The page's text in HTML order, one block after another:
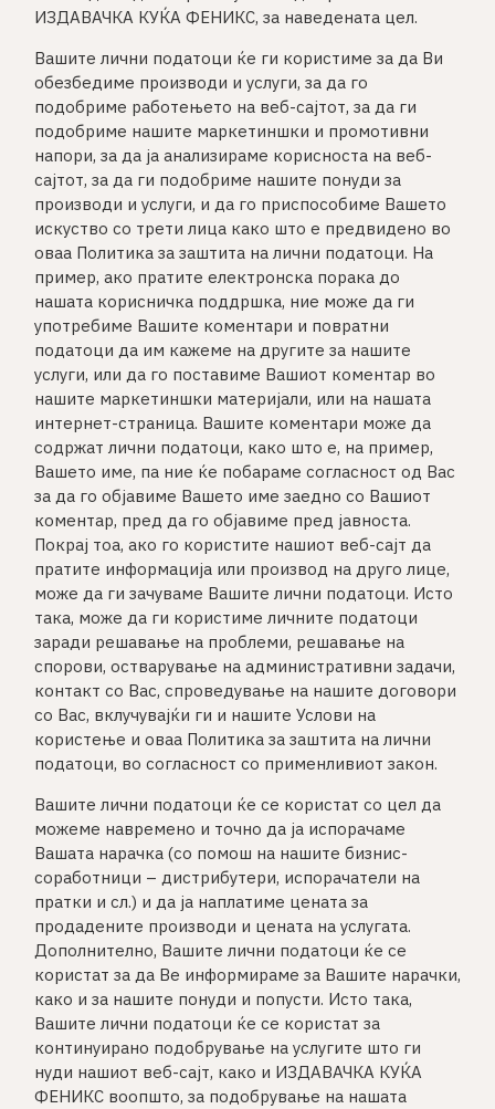
ИЗДАВАЧКА КУЌА ФЕНИКС, за наведената цел.
Вашите лични податоци ќе ги користиме за да Ви
обезбедиме производи и услуги, за да го
подобриме работењето на веб-сајтот, за да ги
подобриме нашите маркетиншки и промотивни
напори, за да ја анализираме корисноста на веб-
сајтот, за да ги подобриме нашите понуди за
производи и услуги, и да го приспособиме Вашето
искуство со трети лица како што е предвидено во
оваа Политика за заштита на лични податоци. На
пример, ако пратите електронска порака до
нашата корисничка поддршка, ние може да ги
употребиме Вашите коментари и повратни
податоци да им кажеме на другите за нашите
услуги, или да го поставиме Вашиот коментар во
нашите маркетиншки материјали, или на нашата
интернет-страница. Вашите коментари може да
содржат лични податоци, како што е, на пример,
Вашето име, па ние ќе побараме согласност од Вас
за да го објавиме Вашето име заедно со Вашиот
коментар, пред да го објавиме пред јавноста.
Покрај тоа, ако го користите нашиот веб-сајт да
пратите информација или производ на друго лице,
може да ги зачуваме Вашите лични податоци. Исто
така, може да ги користиме личните податоци
заради решавање на проблеми, решавање на
спорови, остварување на административни задачи,
контакт со Вас, спроведување на нашите договори
со Вас, вклучувајќи ги и нашите Услови на
користење и оваа Политика за заштита на лични
податоци, во согласност со применливиот закон.
Вашите лични податоци ќе се користат со цел да
можеме навремено и точно да ја испорачаме
Вашата нарачка (со помош на нашите бизнис-
соработници – дистрибутери, испорачатели на
пратки и сл.) и да ја наплатиме цената за
продадените производи и цената на услугата.
Дополнително, Вашите лични податоци ќе се
користат за да Ве информираме за Вашите нарачки,
како и за нашите понуди и попусти. Исто така,
Вашите лични податоци ќе се користат за
континуирано подобрување на услугите што ги
нуди нашиот веб-сајт, како и ИЗДАВАЧКА КУЌА
ФЕНИКС воопшто, за подобрување на нашата